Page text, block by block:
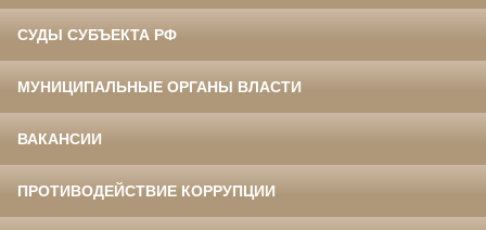
СУДЫ СУБЪЕКТА РФ
МУНИЦИПАЛЬНЫЕ ОРГАНЫ ВЛАСТИ
ВАКАНСИИ
ПРОТИВОДЕЙСТВИЕ КОРРУПЦИИ